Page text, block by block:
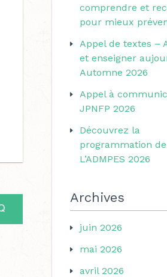
comprendre et
pour mieux
Appel de textes –
et enseigner
Automne 2026
Appel à
JPNFP 2026
Découvrez la
programmation de
L’ADMPES 2026
Archives
juin 2026
mai 2026
avril 2026